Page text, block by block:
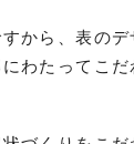
から、表の
わたってこだ